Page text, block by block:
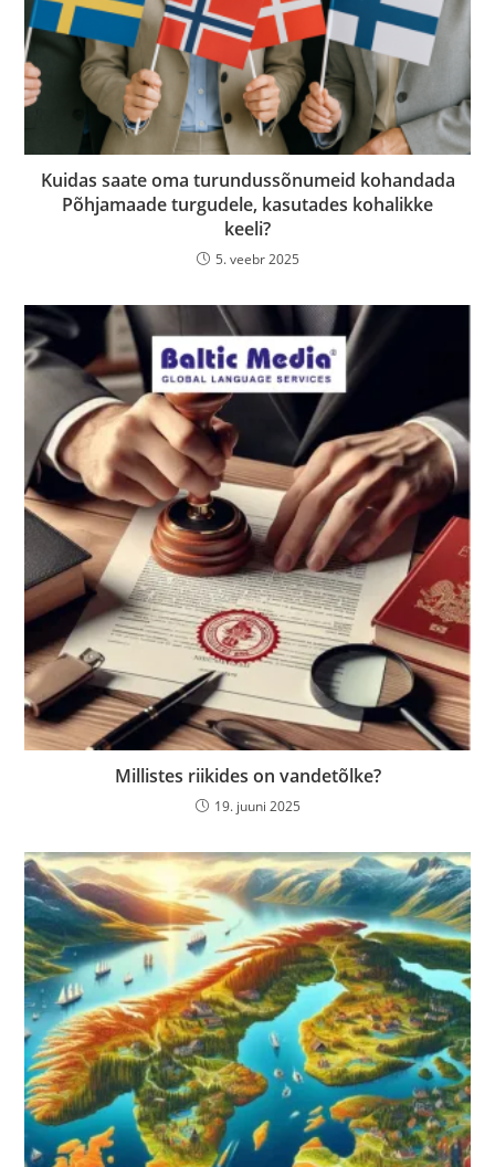
Kuidas saate oma turundussõnumeid kohandada
Põhjamaade turgudele, kasutades kohalikke
keeli?
5. veebr 2025
Millistes riikides on vandetõlke?
19. juuni 2025